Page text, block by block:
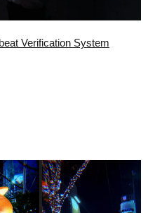
Verification System